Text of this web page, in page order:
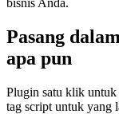
bisnis Anda.
Pasang
apa pun
Plugin satu klik untuk
tag script untuk yang